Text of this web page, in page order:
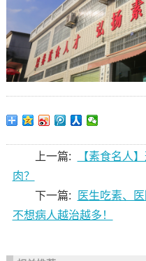
上一篇:
【素食名人
肉？
下一篇:
医生吃素、
不想病人越治越多！